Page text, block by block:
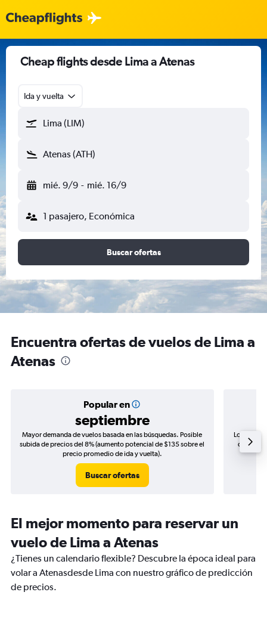
Cheap flights desde Lima a Atenas
Ida y vuelta
Lima (LIM)
Atenas (ATH)
mié. 9/9 - mié. 16/9
1 pasajero, Económica
Buscar ofertas
Encuentra ofertas de vuelos de Lima a
Atenas
Popular en
septiembre
Mayor demanda de vuelos basada en las búsquedas. Posible
subida de precios del 8% (aumento potencial de $135 sobre el
precio promedio de ida y vuelta).
Buscar ofertas
Los
de
El mejor momento para reservar un
vuelo de Lima a Atenas
¿Tienes un calendario flexible? Descubre la época ideal para
volar a Atenasdesde Lima con nuestro gráfico de predicción
de precios.